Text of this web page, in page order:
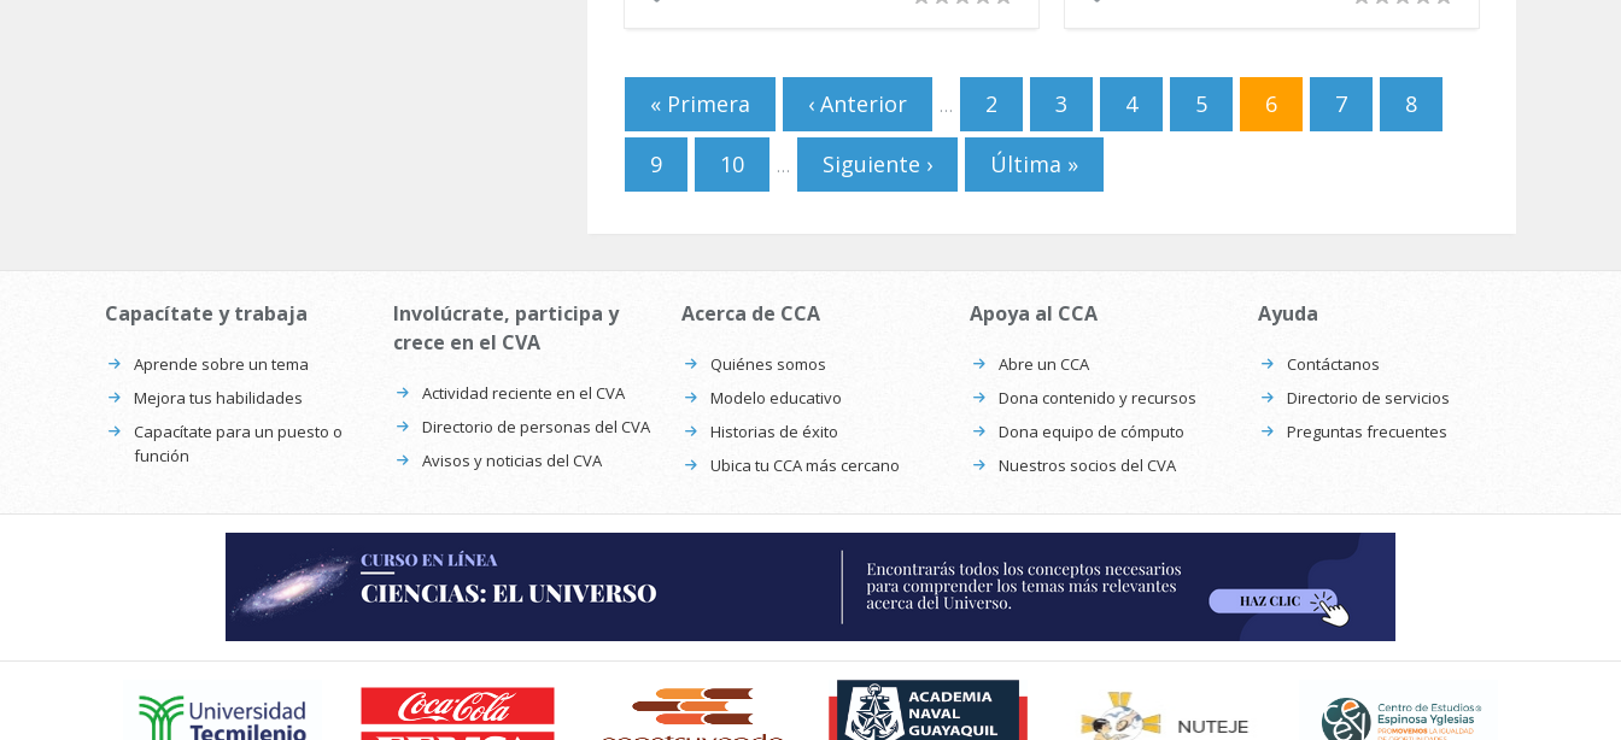
Páginas
« Primera ‹ Anterior … 2 3 4 5 6 7 8
9 10 … Siguiente › Última »
Capacítate y trabaja
Aprende sobre un tema
Mejora tus habilidades
Capacítate para un puesto o
función
Involúcrate, participa y
crece en el CVA
Actividad reciente en el CVA
Directorio de personas del CVA
Avisos y noticias del CVA
Acerca de CCA
Quiénes somos
Modelo educativo
Historias de éxito
Ubica tu CCA más cercano
Apoya al CCA
Abre un CCA
Dona contenido y recursos
Dona equipo de cómputo
Nuestros socios del CVA
Ayuda
Contáctanos
Directorio de servicios
Preguntas frecuentes